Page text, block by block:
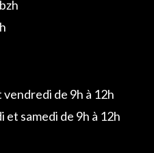
de 9h à 12h
et samedi de 9h à 12h